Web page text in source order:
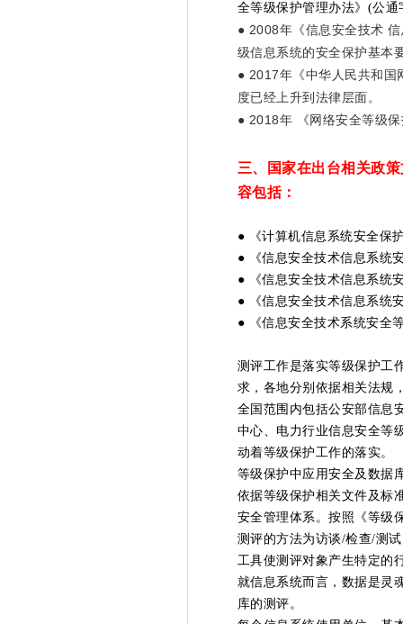
全等级保护管理办法》(公
● 2008年《信息安全技术
级信息系统的安全保护基本
● 2017年《中华人民共和国
度已经上升到法律层面。
● 2018年 《网络安全等级
三、国家在出台相关政
容包括：
● 《计算机信息系统安全保
● 《信息安全技术信息系统
● 《信息安全技术信息系统
● 《信息安全技术信息系统
● 《信息安全技术系统安全
测评工作是落实等级保护工
求，各地分别依据相关法规
全国范围内包括公安部信息
中心、电力行业信息安全等
动着等级保护工作的落实。
等级保护中应用安全及数据
依据等级保护相关文件及标
安全管理体系。按照《等级
测评的方法为访谈/检查/测
工具使测评对象产生特定的
就信息系统而言，数据是灵
库的测评。